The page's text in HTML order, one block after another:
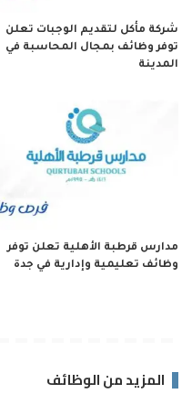
شركة مأكل لتقديم الوجبات تعلن
توفر وظائف بمجال المحاسبة في
المدينة
مدارس قرطبة الأهلية تعلن توفر
وظائف تعليمية وإدارية في جدة
المزيد من الوظائف